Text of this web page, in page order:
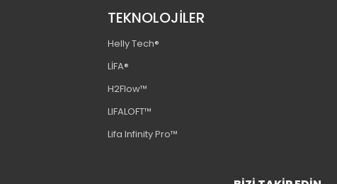
TEKNOLOJİLER
Helly Tech®
LİFA®
H2Flow™
LIFALOFT™️
Lifa Infinity Pro™